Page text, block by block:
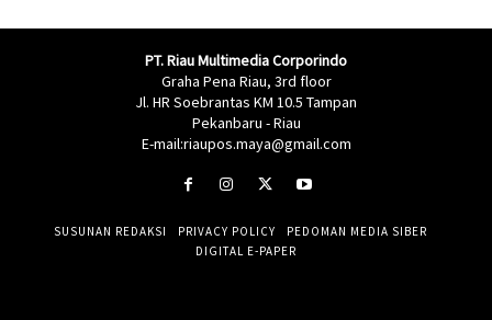
PT. Riau Multimedia Corporindo
Graha Pena Riau, 3rd floor
Jl. HR Soebrantas KM 10.5 Tampan
Pekanbaru - Riau
E-mail:riaupos.maya@gmail.com
SUSUNAN REDAKSI PRIVACY POLICY
PEDOMAN MEDIA SIBER
DIGITAL E-PAPER